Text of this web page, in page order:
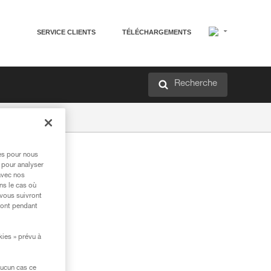
SERVICE CLIENTS TÉLÉCHARGEMENTS
Recherche
pour nous
analyser
nos
le cas où
suivront
pendant
» prévu à
cas ce